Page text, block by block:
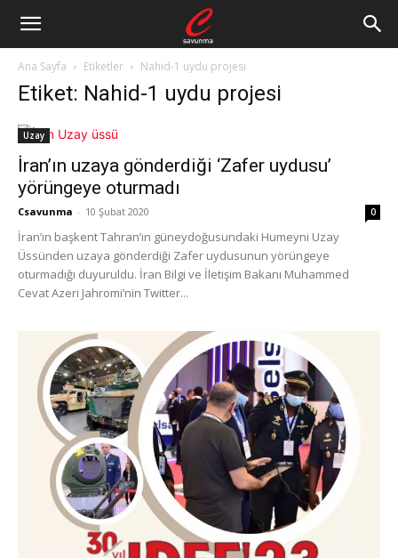
Ana Sayfa Etiketler Nahid-1 uydu projesi
Etiket: Nahid-1 uydu projesi
Uzay
İran’ın uzaya gönderdiği ‘Zafer uydusu’
yörüngeye oturmadı
Csavunma - 10 Şubat 2020 0
İran’ın başkent Tahran’ın güneydoğusundaki Humeyni Uzay
Üssünden uzaya gönderdiği Zafer uydusunun yörüngeye
oturmadığı duyuruldu. İran Bilgi ve İletişim Bakanı Muhammed
Cevat Azeri Jahromi’nin Twitter...